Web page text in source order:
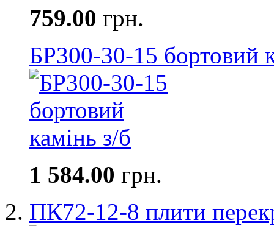
759.00 грн.
БР300-30-15 бортовий
1 584.00 грн.
ПК72-12-8 плити